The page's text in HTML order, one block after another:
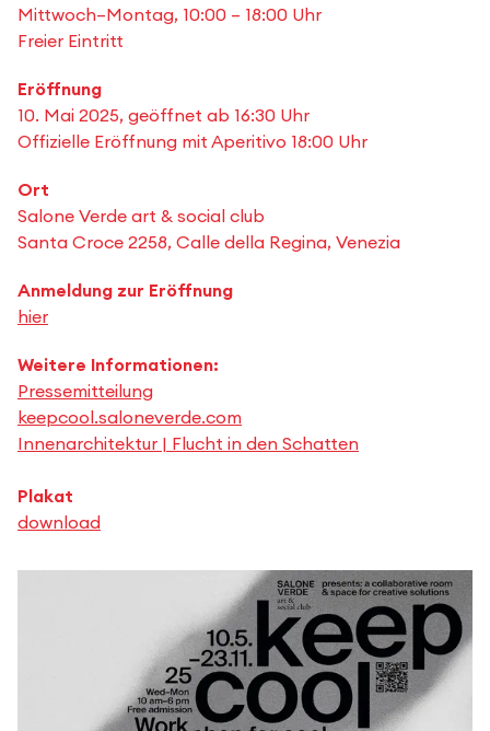
Mittwoch–Montag, 10:00 – 18:00 Uhr
Freier Eintritt
Eröffnung
10. Mai 2025, geöffnet ab 16:30 Uhr
Offizielle Eröffnung mit Aperitivo 18:00 Uhr
Ort
Salone Verde art & social club
Santa Croce 2258, Calle della Regina, Venezia
Anmeldung zur Eröffnung
hier
Weitere Informationen:
Pressemitteilung
keepcool.saloneverde.com
Innenarchitektur | Flucht in den Schatten
Plakat
download